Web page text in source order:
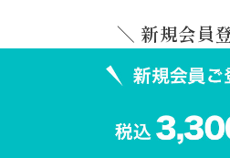
＼ 新規会員